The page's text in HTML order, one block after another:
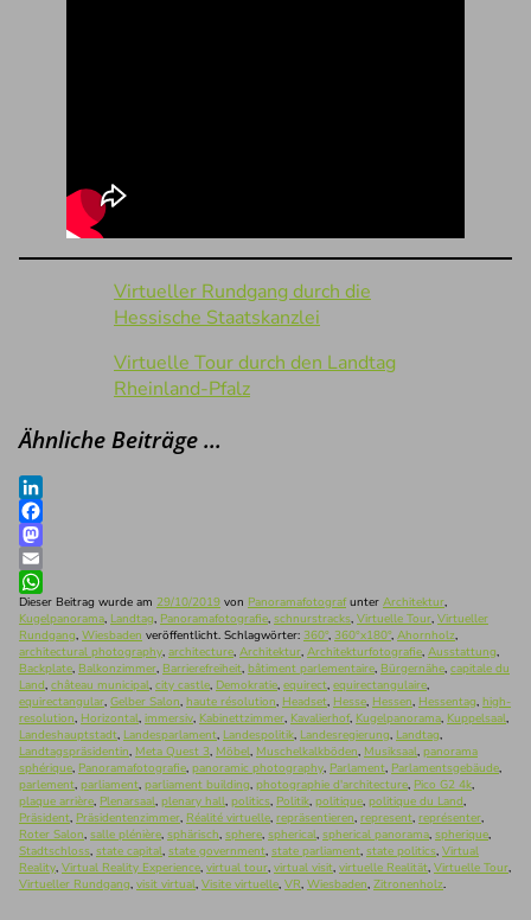
Virtueller Rundgang durch die
Hessische Staatskanzlei
Virtuelle Tour durch den Landtag
Rheinland-Pfalz
Ähnliche Beiträge …
LinkedIn
Facebook
Mastodon
Email
WhatsApp
Dieser Beitrag wurde am 29/10/2019 von Panoramafotografunter Architektur,
Kugelpanorama, Landtag, Panoramafotografie, schnurstracks, Virtuelle Tour, Virtueller
Rundgang, Wiesbaden veröffentlicht. Schlagwörter: 360°, 360°x180°, Ahornholz,
architectural photography, architecture, Architektur, Architekturfotografie, Ausstattung,
Backplate, Balkonzimmer, Barrierefreiheit, bâtiment parlementaire, Bürgernähe, capitale du
Land, château municipal, city castle, Demokratie, equirect, equirectangulaire,
equirectangular, Gelber Salon, haute résolution, Headset, Hesse, Hessen, Hessentag, high-
resolution, Horizontal, immersiv, Kabinettzimmer, Kavalierhof, Kugelpanorama, Kuppelsaal,
Landeshauptstadt, Landesparlament, Landespolitik, Landesregierung, Landtag,
Landtagspräsidentin, Meta Quest 3, Möbel, Muschelkalkböden, Musiksaal, panorama
sphérique, Panoramafotografie, panoramic photography, Parlament, Parlamentsgebäude,
parlement, parliament, parliament building, photographie d'architecture, Pico G2 4k,
plaque arrière, Plenarsaal, plenary hall, politics, Politik, politique, politique du Land,
Präsident, Präsidentenzimmer, Réalité virtuelle, repräsentieren, represent, représenter,
Roter Salon, salle plénière, sphärisch, sphere, spherical, spherical panorama, spherique,
Stadtschloss, state capital, state government, state parliament, state politics, Virtual
Reality, Virtual Reality Experience, virtual tour, virtual visit, virtuelle Realität, Virtuelle Tour,
Virtueller Rundgang, visit virtual, Visite virtuelle, VR, Wiesbaden, Zitronenholz.